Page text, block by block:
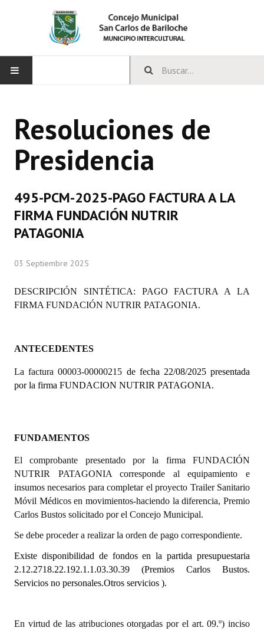
CONCEJO
Bloques Políticos
Comisiones Permanentes
Comisiones Especiales
LEGISLACIÓN
Constitución Provincial
Carta Orgánica 2007
DOCUMENTOS
Informes de Gestión
Dictámenes Asesoría Letrada
Ejecución Presupuestaria
Resoluciones de
Presidencia
495-PCM-2025-PAGO FACTURA A LA
FIRMA FUNDACIÓN NUTRIR
PATAGONIA
03 Septiembre 2025
DESCRIPCIÓN SINTÉTICA: PAGO FACTURA A LA
FIRMA FUNDACIÓN NUTRIR PATAGONIA.
ANTECEDENTES
La factura 00003-00000215 de fecha 22/08/2025 presentada
por la firma FUNDACION NUTRIR PATAGONIA.
FUNDAMENTOS
El comprobante presentado por la firma FUNDACIÓN
NUTRIR PATAGONIA corresponde al equipamiento e
insumos necesarios para completar el proyecto Trailer Sanitario
Móvil Médicos en movimientos-haciendo la diferencia, Premio
Carlos Bustos solicitado por el Concejo Municipal.
Se debe proceder a realizar la orden de pago correspondiente.
Existe disponibilidad de fondos en la partida presupuestaria
2.12.2718.22.192.1.1.03.30.39 (Premios Carlos Bustos.
Servicios no personales.Otros servicios ).
En virtud de las atribuciones otorgadas por el art. 09.º) inciso